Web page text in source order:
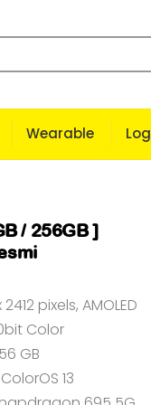
Wearable
/ 256GB ]
pixels, AMOLED
Color
GB
13